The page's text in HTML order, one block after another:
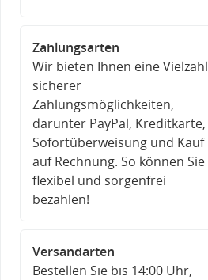
Zahlungsarten
Wir bieten Ihnen eine Vielzahl
sicherer
Zahlungsmöglichkeiten,
darunter PayPal, Kreditkarte,
Sofortüberweisung und Kauf
auf Rechnung. So können Sie
flexibel und sorgenfrei
bezahlen!
Versandarten
Bestellen Sie bis 14:00 Uhr,